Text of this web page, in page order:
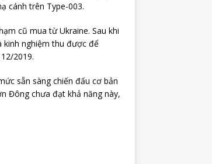
cánh trên Type-003.
cũ mua từ Ukraine. Sau khi
kinh nghiệm thu được để
2019.
sẵn sàng chiến đấu cơ bản
Đông chưa đạt khả năng này,